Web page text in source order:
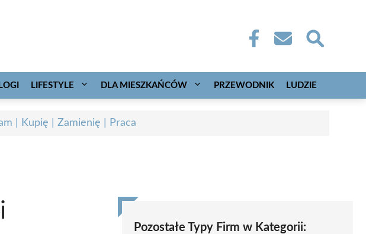
LIFESTYLE DLA MIESZKAŃCÓW PRZEWODNIK LUDZIE
| Kupię | Zamienię | Praca
Pozostałe Typy Firm w Kategorii: